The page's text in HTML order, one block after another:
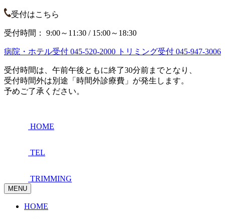
受付はこちら
受付時間： 9:00～11:30 / 15:00～18:30
病院・ホテル受付 045-520-2000 トリミング受付 045-947-3006
受付時間は、午前午後ともに終了30分前までとなり、
受付時間外は別途「時間外診療費」が発生します。
予めご了承ください。
HOME
TEL
TRIMMING
MENU
HOME